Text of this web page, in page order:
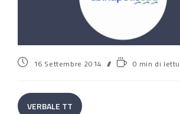
16 Settembre 2014 0 min di
VERBALE TT